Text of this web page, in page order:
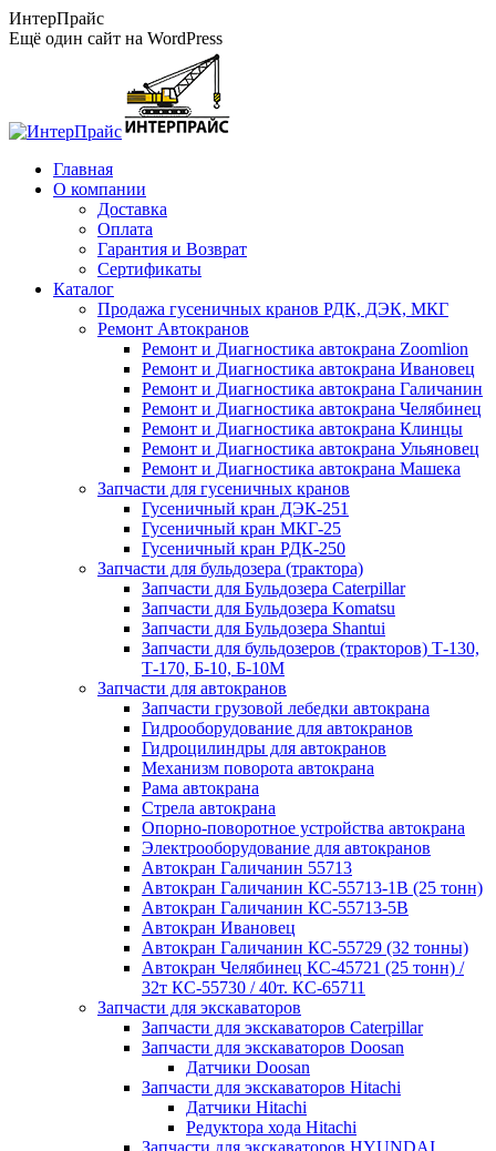
Перейти
к
ИнтерПрайс
Ещё один сайт на WordPress
Главная
О компании
Доставка
Оплата
Гарантия и Возврат
Сертификаты
Каталог
Продажа гусеничных кранов РДК, ДЭК, МКГ
Ремонт Автокранов
Ремонт и Диагностика автокрана Zoomlion
Ремонт и Диагностика автокрана Ивановец
Ремонт и Диагностика автокрана Галичанин
Ремонт и Диагностика автокрана Челябинец
Ремонт и Диагностика автокрана Клинцы
Ремонт и Диагностика автокрана Ульяновец
Ремонт и Диагностика автокрана Машека
Запчасти для гусеничных кранов
Гусеничный кран ДЭК-251
Гусеничный кран МКГ-25
Гусеничный кран РДК-250
Запчасти для бульдозера (трактора)
Запчасти для Бульдозера Caterpillar
Запчасти для Бульдозера Komatsu
Запчасти для Бульдозера Shantui
Запчасти для бульдозеров (тракторов) Т-130,
Т-170, Б-10, Б-10М
Запчасти для автокранов
Запчасти грузовой лебедки автокрана
Гидрооборудование для автокранов
Гидроцилиндры для автокранов
Механизм поворота автокрана
Рама автокрана
Стрела автокрана
Опорно-поворотное устройства автокрана
Электрооборудование для автокранов
Автокран Галичанин 55713
Автокран Галичанин КС-55713-1В (25 тонн)
Автокран Галичанин КС-55713-5В
Автокран Ивановец
Автокран Галичанин КС-55729 (32 тонны)
Автокран Челябинец КС-45721 (25 тонн) /
32т КС-55730 / 40т. КС-65711
Запчасти для экскаваторов
Запчасти для экскаваторов Caterpillar
Запчасти для экскаваторов Doosan
Датчики Doosan
Запчасти для экскаваторов Hitachi
Датчики Hitachi
Редуктора хода Hitachi
Запчасти для экскаваторов HYUNDAI